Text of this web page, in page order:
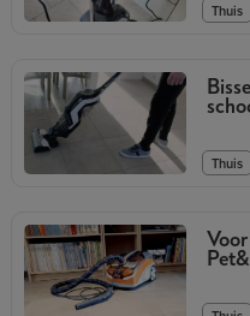
Thuis
Thuis